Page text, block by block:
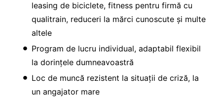
leasing de biciclete, fitness pentru firmă cu
qualitrain, reduceri la mărci cunoscute și multe
altele
Program de lucru individual, adaptabil flexibil
la dorințele dumneavoastră
Loc de muncă rezistent la situații de criză, la
un angajator mare